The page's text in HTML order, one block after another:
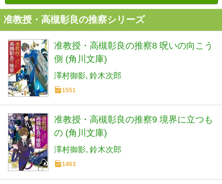
准教授・高槻彰良の推察シリーズ
准教授・高槻彰良の推察8 呪いの向こう
側 (角川文庫)
澤村御影 鈴木次郎
1551
准教授・高槻彰良の推察9 境界に立つも
の (角川文庫)
澤村御影 鈴木次郎
1463